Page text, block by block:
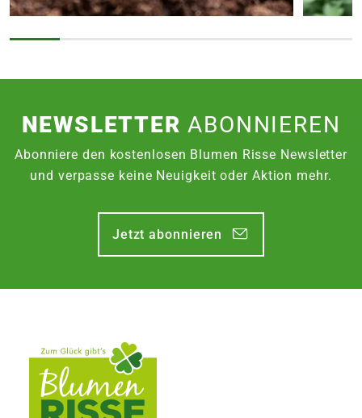
NEWSLETTER ABONNIEREN
Abonniere den kostenlosen Blumen Risse Newsletter
und verpasse keine Neuigkeit oder Aktion mehr.
Jetzt abonnieren